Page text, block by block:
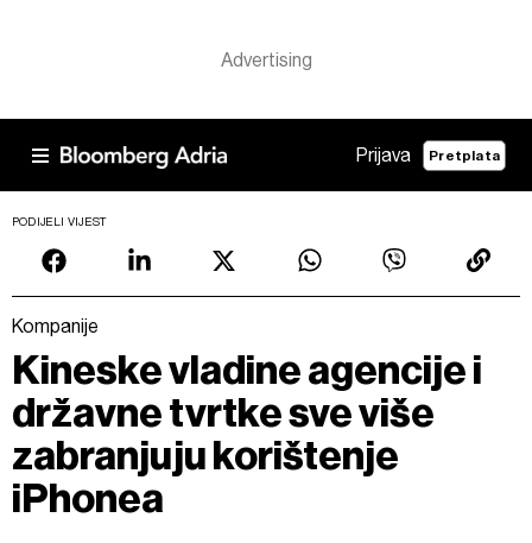
Prijava Pretplata
PODIJELI VIJEST
Kompanije
Kineske vladine agencije i
državne tvrtke sve više
zabranjuju korištenje
iPhonea